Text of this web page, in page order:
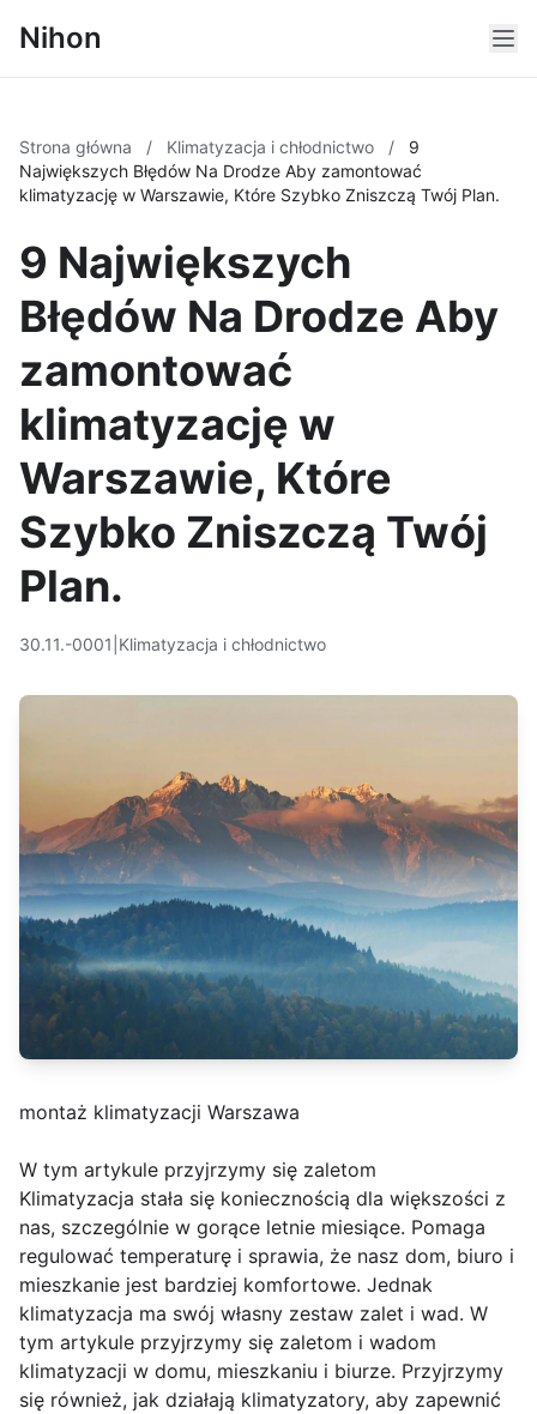
Nihon
Strona główna / Klimatyzacja i chłodnictwo /
9
Największych Błędów Na Drodze Aby zamontować
klimatyzację w Warszawie, Które Szybko Zniszczą Twój Plan.
9 Największych
Błędów Na Drodze Aby
zamontować
klimatyzację w
Warszawie, Które
Szybko Zniszczą Twój
Plan.
30.11.-0001 Klimatyzacja i chłodnictwo
montaż klimatyzacji Warszawa
W tym artykule przyjrzymy się zaletom
Klimatyzacja stała się koniecznością dla większości z
nas, szczególnie w gorące letnie miesiące. Pomaga
regulować temperaturę i sprawia, że nasz dom, biuro i
mieszkanie jest bardziej komfortowe. Jednak
klimatyzacja ma swój własny zestaw zalet i wad. W
tym artykule przyjrzymy się zaletom i wadom
klimatyzacji w domu, mieszkaniu i biurze. Przyjrzymy
się również, jak działają klimatyzatory, aby zapewnić